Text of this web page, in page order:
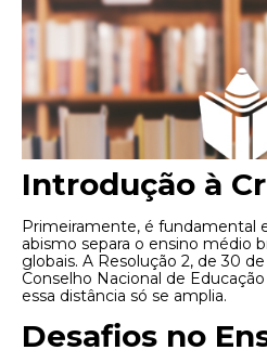
Introdução à
Primeiramente, é fundamental
abismo separa o ensino médio
globais. A Resolução 2, de 30
Conselho Nacional de
essa distância só se amplia.
Desafios no